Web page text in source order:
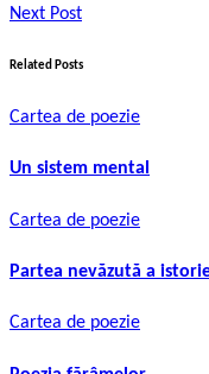
Next Post
Related Posts
Cartea de poezie
Un sistem mental
Cartea de poezie
Partea nevăzută a
Cartea de poezie